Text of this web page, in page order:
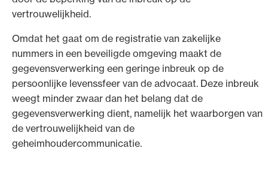
vertrouwelijkheid.
Omdat het gaat om de registratie van zakelijke
nummers in een beveiligde omgeving maakt de
gegevensverwerking een geringe inbreuk op de
persoonlijke levenssfeer van de advocaat. Deze inbreuk
weegt minder zwaar dan het belang dat de
gegevensverwerking dient, namelijk het waarborgen van
de vertrouwelijkheid van de
geheimhoudercommunicatie.